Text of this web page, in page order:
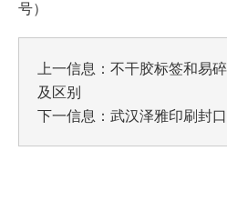
号）
上一信息： 不干胶标签和易
及区别
下一信息： 武汉泽雅印刷封